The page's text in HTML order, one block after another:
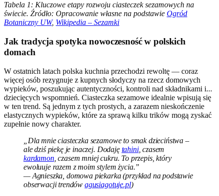
Tabela 1: Kluczowe etapy rozwoju ciasteczek sezamowych na
świecie. Źródło: Opracowanie własne na podstawie Ogród
Botaniczny UW, Wikipedia – Sezamki
Jak tradycja spotyka nowoczesność w polskich
domach
W ostatnich latach polska kuchnia przechodzi rewoltę — coraz
więcej osób rezygnuje z kupnych słodyczy na rzecz domowych
wypieków, poszukując autentyczności, kontroli nad składnikami i...
dziecięcych wspomnień. Ciasteczka sezamowe idealnie wpisują się
w ten trend. Są jednym z tych prostych, a zarazem nieskończenie
elastycznych wypieków, które za sprawą kilku trików mogą zyskać
zupełnie nowy charakter.
„Dla mnie ciasteczka sezamowe to smak dzieciństwa –
ale dziś piekę je inaczej. Dodaję tahini, czasem
kardamon, czasem mniej cukru. To przepis, który
ewoluuje razem z moim stylem życia.”
— Agnieszka, domowa piekarka (przykład na podstawie
obserwacji trendów agusiagotuje.pl)